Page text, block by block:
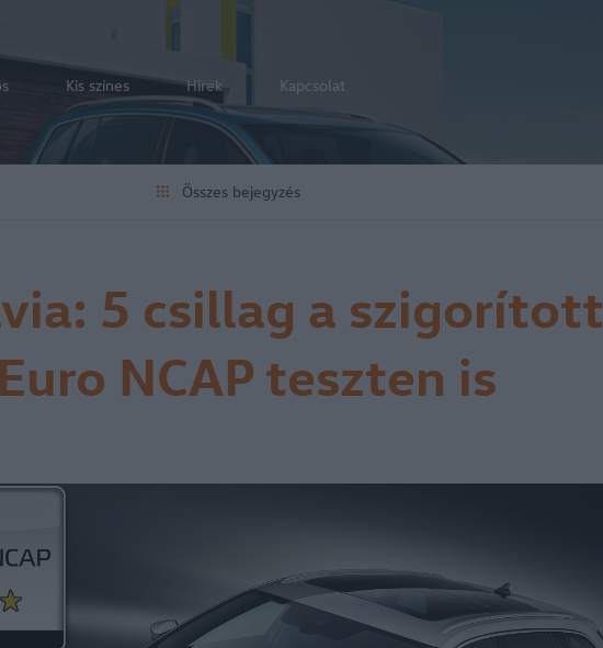
Kis színes Hírek Kapcsolat
Összes bejegyzés
5 csillag a szigorított
Euro NCAP teszten is